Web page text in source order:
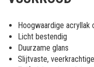
afbeeldingen-
gallerij
Hoogwaardige acryllak
Licht bestendig
Duurzame glans
Slijtvaste,